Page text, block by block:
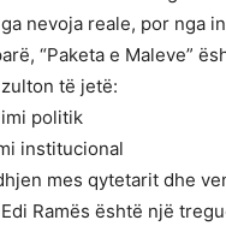
nevoja reale, por nga
“Paketa e Maleve”
të jetë:
politik
institucional
mes qytetarit dhe
Ramës është një